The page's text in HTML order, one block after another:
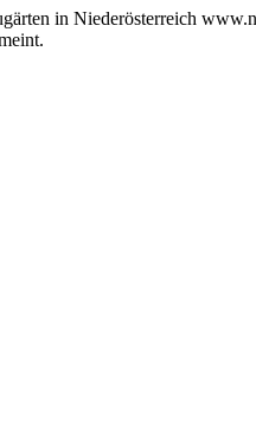
in Niederösterreich